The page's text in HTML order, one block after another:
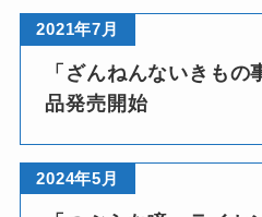
2021年7月
「ざんねんないきもの
品発売開始
2024年5月